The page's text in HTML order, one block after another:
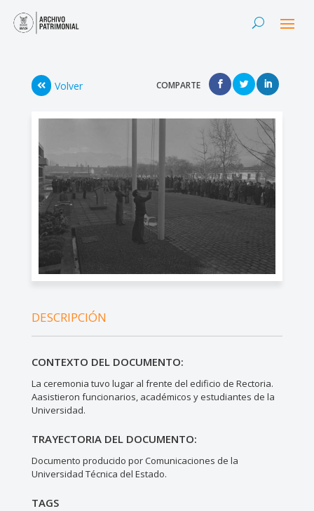
Volver COMPARTE
DESCRIPCIÓN
CONTEXTO DEL DOCUMENTO:
La ceremonia tuvo lugar al frente del edificio de Rectoria.
Aasistieron funcionarios, académicos y estudiantes de la
Universidad.
TRAYECTORIA DEL DOCUMENTO:
Documento producido por Comunicaciones de la
Universidad Técnica del Estado.
TAGS